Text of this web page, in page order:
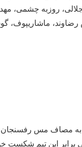
جلالی، روزبه چشمی،
ماشاریپوف،
به مصاف مس رفسنجان
این تیم شکست